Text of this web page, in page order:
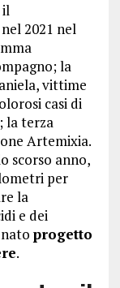
il
2021 nel
la
vittime
casi di
la terza
Artemixia.
scorso anno,
per
la
e dei
progetto
.